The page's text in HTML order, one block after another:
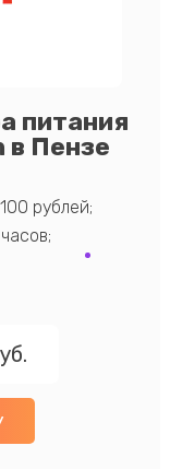
питания
в Пензе
рублей;